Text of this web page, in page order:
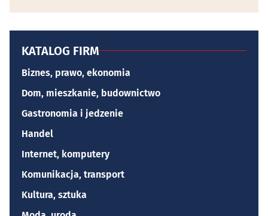
KATALOG FIRM
Biznes, prawo, ekonomia
Dom, mieszkanie, budownictwo
Gastronomia i jedzenie
Handel
Internet, komputery
Komunikacja, transport
Kultura, sztuka